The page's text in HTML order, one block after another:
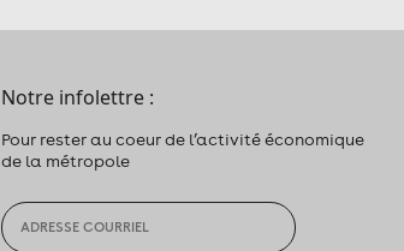
Notre infolettre :
Pour rester au coeur de l’activité économique
de la métropole